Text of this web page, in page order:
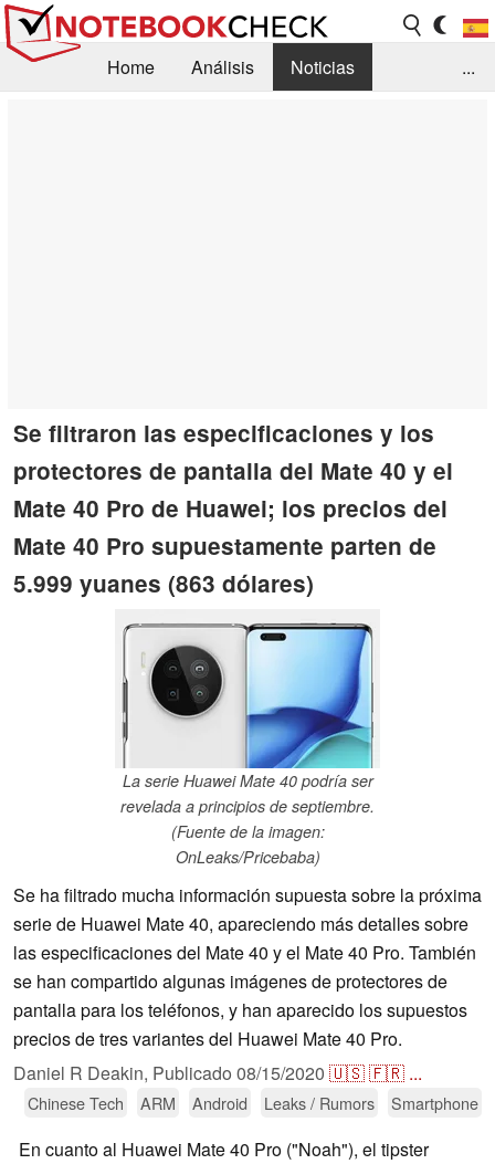
Home Análisis
Noticias
...
Se filtraron las especificaciones y los
protectores de pantalla del Mate 40 y el
Mate 40 Pro de Huawei; los precios del
Mate 40 Pro supuestamente parten de
5.999 yuanes (863 dólares)
La serie Huawei Mate 40 podría ser
revelada a principios de septiembre.
(Fuente de la imagen:
OnLeaks/Pricebaba)
Se ha filtrado mucha información supuesta sobre la próxima
serie de Huawei Mate 40, apareciendo más detalles sobre
las especificaciones del Mate 40 y el Mate 40 Pro. También
se han compartido algunas imágenes de protectores de
pantalla para los teléfonos, y han aparecido los supuestos
precios de tres variantes del Huawei Mate 40 Pro.
Daniel R Deakin, Publicado 08/15/2020 🇺🇸🇫🇷 ...
Chinese Tech ARM Android Leaks / Rumors Smartphone
En cuanto al Huawei Mate 40 Pro ("Noah"), el tipster